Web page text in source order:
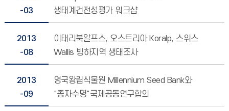
-03
생태계건전성평가 워크샵
2013
-08
이태리북알프스, 오스트리아 Koralp, 스위스
Wallis 빙하지역 생태조사
2013
-09
영국왕립식물원 Millennium Seed Bank와
"종자수명"국제공동연구합의